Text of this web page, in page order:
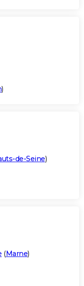
)
de-Seine)
(Marne)